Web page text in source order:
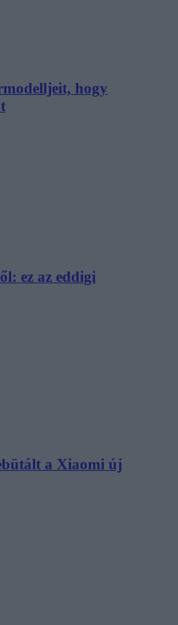
hogy
ez az eddigi
a Xiaomi új